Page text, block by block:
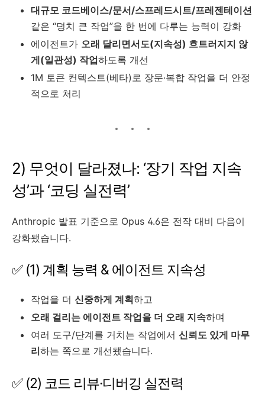
대규모 코드베이스/문서/스프레드시트/프레젠테이션
같은 “덩치 큰 작업”을 한 번에 다루는 능력이 강화
에이전트가 오래 달리면서도(지속성) 흐트러지지 않
게(일관성) 작업하도록 개선
1M 토큰 컨텍스트(베타)로 장문·복합 작업을 더 안정
적으로 처리
2) 무엇이 달라졌나: ‘장기 작업 지속
성’과 ‘코딩 실전력’
Anthropic 발표 기준으로 Opus 4.6은 전작 대비 다음이
강화됐습니다.
✅ (1) 계획 능력 & 에이전트 지속성
작업을 더 신중하게 계획하고
오래 걸리는 에이전트 작업을 더 오래 지속하며
여러 도구/단계를 거치는 작업에서 신뢰도 있게 마무
리하는 쪽으로 개선됐습니다.
✅ (2) 코드 리뷰·디버깅 실전력